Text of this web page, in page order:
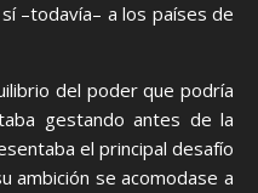
–todavía– a los países de
del poder que podría
gestando antes de la
el principal desafío
ambición se acomodase a